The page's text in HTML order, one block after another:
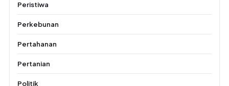
Peristiwa
Perkebunan
Pertahanan
Pertanian
Politik